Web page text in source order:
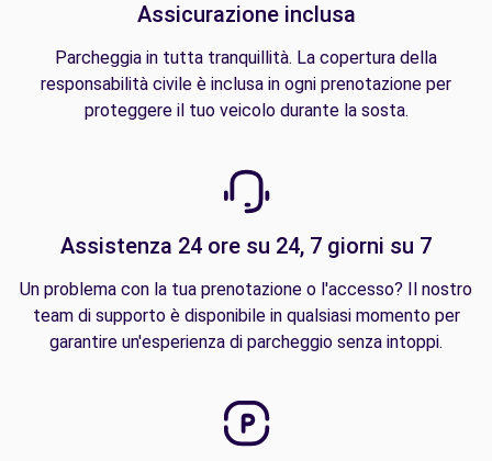
Assicurazione inclusa
Parcheggia in tutta tranquillità. La copertura della
responsabilità civile è inclusa in ogni prenotazione per
proteggere il tuo veicolo durante la sosta.
Assistenza 24 ore su 24, 7 giorni su 7
Un problema con la tua prenotazione o l'accesso? Il nostro
team di supporto è disponibile in qualsiasi momento per
garantire un'esperienza di parcheggio senza intoppi.